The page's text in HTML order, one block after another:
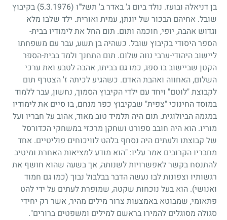
בן דניאלה ובועז. נולד ביום ג' באדר ב' תשל"ו (5.3.1976)
בקיבוץ
שובל. אחיהם הבכור של יונתן, עמית ואורית. ילד שלבו מלא
וגדוש אהבה, יופי, חוכמה ותום. תום החל את לימודיו בבית-
הספר היסודי בקיבוץ שובל. כשהיה בן תשע, עבר עם משפחתו
ליישוב היהודי-ערבי נווה שלום. תום התחנך ולמד בבית-הספר
הקטן שביישוב בו ספג, כמו גם בביתו, אהבה לטבע ואת ערכי
השלום, האחווה ואהבת האדם. כשהגיע לכיתה ז' הצטרף תום
לקבוצת "לוטם" ויחד עם ילדי הקיבוץ הסמוך, נחשון, עבר ללמוד
במוסד החינוכי "צפית" שבקיבוץ כפר מנחם, בו סיים את לימודיו
במגמה הביולוגית. תום היה תלמיד טוב מאוד, אהוב על חבריו ועל
מוריו. הוא היה חובב ספורט ושחקן מרכזי במשחקי הכדורסל
של קבוצתו ולעתים היה נסחף בלהט לוויכוחים פוליטיים. אחד
מחבריו הקרובים אמר עליו: "הוא מודע למציאות האחרת ומיטיב
להתנסח בקשר לאפשרויות לשנותה, אך בשעה שהוא חושף את
רגשותיו וצפונות לבו נעשה הדבר בבלבול נבוך (כמו גם חמוד
ואנושי). הוא בעל נוכחות שקטה, שמופרת לעתים על ידי להט
פתאומי, שמבוטא באמצעות צרור מילים מהיר, אשר רק יחידי
סגולה מסוגלים להמירו בראשם למילים ומשפטים ברורים".